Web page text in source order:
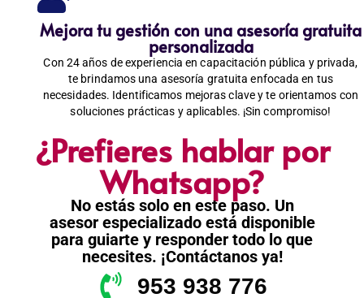
Mejora tu gestión con una asesoría gratuita
personalizada
Con 24 años de experiencia en capacitación pública y privada,
te brindamos una asesoría gratuita enfocada en tus
necesidades. Identificamos mejoras clave y te orientamos con
soluciones prácticas y aplicables. ¡Sin compromiso!
¿Prefieres hablar por
Whatsapp?
No estás solo en este paso. Un
asesor especializado está disponible
para guiarte y responder todo lo que
necesites. ¡Contáctanos ya!
953 938 776